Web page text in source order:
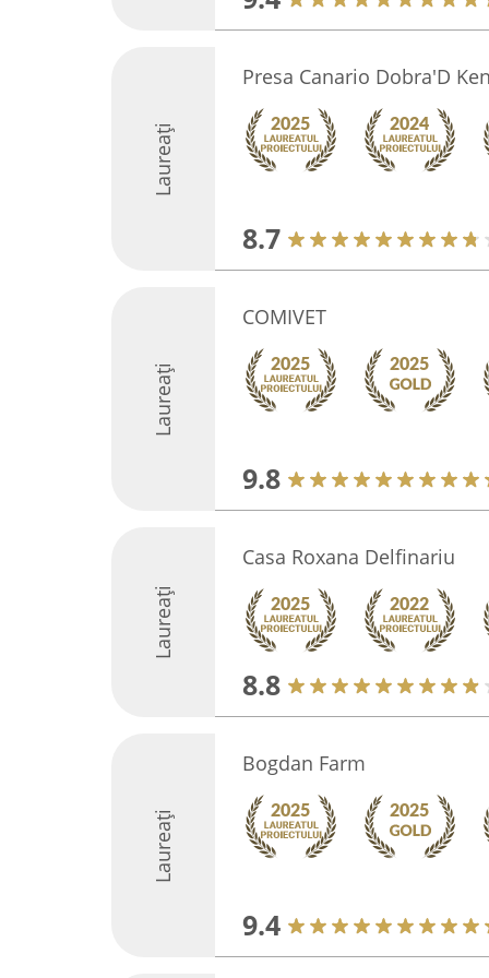
Laureați
Presa Canario Dobra'D
8.7
Laureați
COMIVET
9.8
Laureați
Casa Roxana Delfinariu
8.8
Laureați
Bogdan Farm
9.4